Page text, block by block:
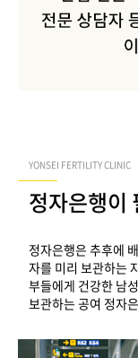
YONSEI FERTILITY CLINIC
정자은행이
정자은행은 추후에
자를 미리 보관하는
부들에게 건강한 남
보관하는 공여 정자